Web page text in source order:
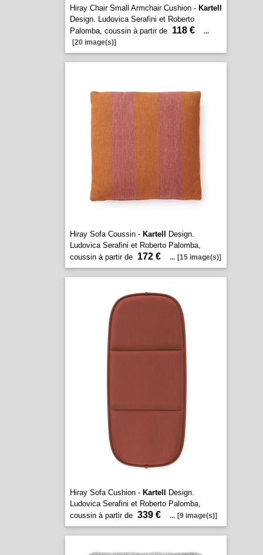
Hiray Chair Small Armchair Cushion - Kartell
Design. Ludovica Serafini et Roberto
Palomba, coussin à partir de 118 €
...
[20 image(s)]
Hiray Sofa Coussin - Kartell
Design.
Ludovica Serafini et Roberto Palomba,
coussin à partir de 172 € ... [15 image(s)]
Hiray Sofa Cushion - Kartell
Design.
Ludovica Serafini et Roberto Palomba,
coussin à partir de 339 € ... [9 image(s)]